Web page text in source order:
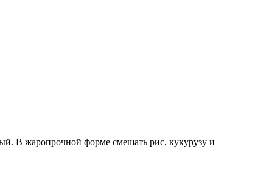
В жаропрочной форме смешать рис, кукурузу и